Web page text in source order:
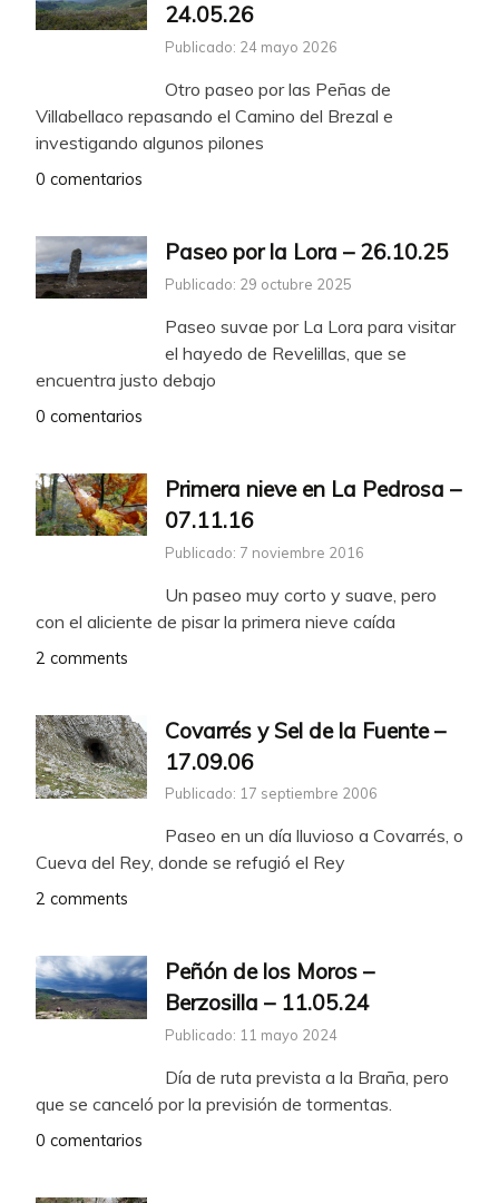
24.05.26
Publicado: 24 mayo 2026
Otro paseo por las Peñas de
Villabellaco repasando el Camino del Brezal e
investigando algunos pilones
0 comentarios
Paseo por la Lora – 26.10.25
Publicado: 29 octubre 2025
Paseo suvae por La Lora para visitar
el hayedo de Revelillas, que se
encuentra justo debajo
0 comentarios
Primera nieve en La Pedrosa –
07.11.16
Publicado: 7 noviembre 2016
Un paseo muy corto y suave, pero
con el aliciente de pisar la primera nieve caída
2 comments
Covarrés y Sel de la Fuente –
17.09.06
Publicado: 17 septiembre 2006
Paseo en un día lluvioso a Covarrés, o
Cueva del Rey, donde se refugió el Rey
2 comments
Peñón de los Moros –
Berzosilla – 11.05.24
Publicado: 11 mayo 2024
Día de ruta prevista a la Braña, pero
que se canceló por la previsión de tormentas.
0 comentarios